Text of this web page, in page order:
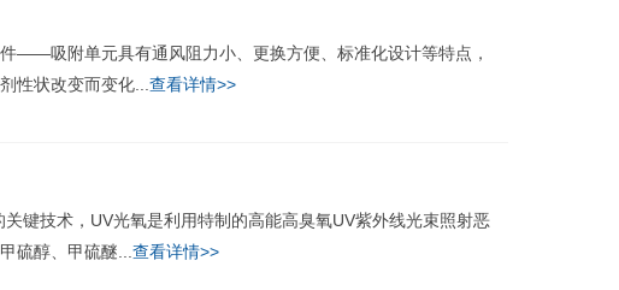
吸附单元具有通风阻力小、更换方便、标准化设计等特点，
性状改变而变化... 查看详情>>
技术，UV光氧是利用特制的高能高臭氧UV紫外线光束照射恶
硫醇、甲硫醚... 查看详情>>